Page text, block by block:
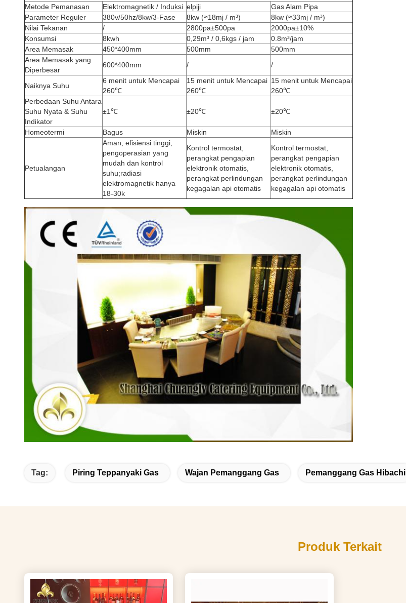
Metode Pemanasan Elektromagnetik / Induksi elpiji
Gas Alam Pipa
Parameter Reguler
380v/50hz/8kw/3-Fase 8kw (≈18mj / m³)
8kw (≈33mj / m³)
Nilai Tekanan
/ 2800pa±500pa
2000pa±10%
Konsumsi
8kwh 0,29m³ / 0,6kgs / jam
0.8m³/jam
Area Memasak
450*400mm 500mm
500mm
Area Memasak yang
Diperbesar
600*400mm / /
Naiknya Suhu
6 menit untuk Mencapai
260℃
15 menit untuk Mencapai
260℃
15 menit untuk Mencapai
260℃
Perbedaan Suhu Antara
Suhu Nyata & Suhu
Indikator
±1℃ ±20℃ ±20℃
Homeotermi Bagus Miskin Miskin
Petualangan
Aman, efisiensi tinggi,
pengoperasian yang
mudah dan kontrol
suhu;radiasi
elektromagnetik hanya
18-30k
Kontrol termostat,
perangkat pengapian
elektronik otomatis,
perangkat perlindungan
kegagalan api otomatis
Kontrol termostat,
perangkat pengapian
elektronik otomatis,
perangkat perlindungan
kegagalan api otomatis
Tag: Piring Teppanyaki Gas Wajan Pemanggang Gas Pemanggang Gas Hibachi
Produk Terkait